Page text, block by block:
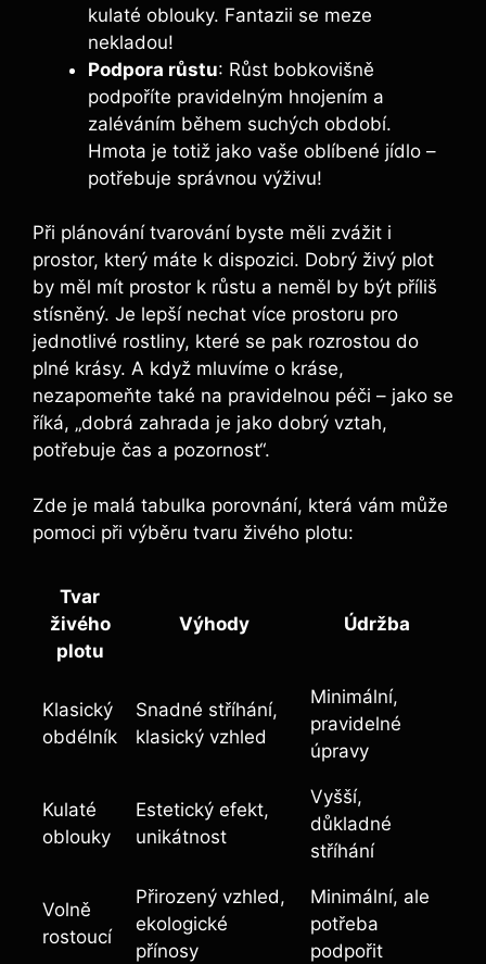
kulaté oblouky. Fantazii se meze
nekladou!
Podpora růstu: Růst bobkovišně
podpoříte pravidelným hnojením a
zaléváním během suchých období.
Hmota je totiž jako vaše oblíbené jídlo –
potřebuje správnou výživu!
Při plánování tvarování byste měli zvážit i
prostor, který máte k dispozici. Dobrý živý plot
by měl mít prostor k růstu a neměl by být příliš
stísněný. Je lepší nechat více prostoru pro
jednotlivé rostliny, které se pak rozrostou do
plné krásy. A když mluvíme o kráse,
nezapomeňte také na pravidelnou péči – jako se
říká, „dobrá zahrada je jako dobrý vztah,
potřebuje čas a pozornost“.
Zde je malá tabulka porovnání, která vám může
pomoci při výběru tvaru živého plotu:
Tvar
živého
plotu
Výhody Údržba
Klasický
obdélník
Snadné stříhání,
klasický vzhled
Minimální,
pravidelné
úpravy
Kulaté
oblouky
Estetický efekt,
unikátnost
Vyšší,
důkladné
stříhání
Volně
rostoucí
Přirozený vzhled,
ekologické
přínosy
Minimální, ale
potřeba
podpořit